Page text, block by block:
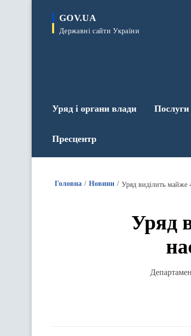
GOV.UA
Державні сайти України
Уряд і органи влади Послуги
Пресцентр
Головна Новини Уряд виділить майже
Уряд